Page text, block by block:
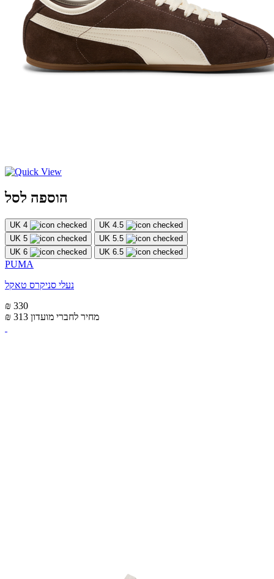
הוספה לסל
UK 4
UK 4.5
UK 5
UK 5.5
UK 6
UK 6.5
PUMA
נעלי סניקרס טאקל
₪ 330
₪ 313 מחיר לחברי מועדון